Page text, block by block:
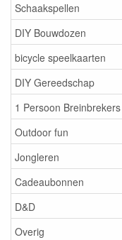
Schaakspellen
DIY Bouwdozen
bicycle speelkaarten
DIY Gereedschap
1 Persoon Breinbrekers
Outdoor fun
Jongleren
Cadeaubonnen
D&D
Overig